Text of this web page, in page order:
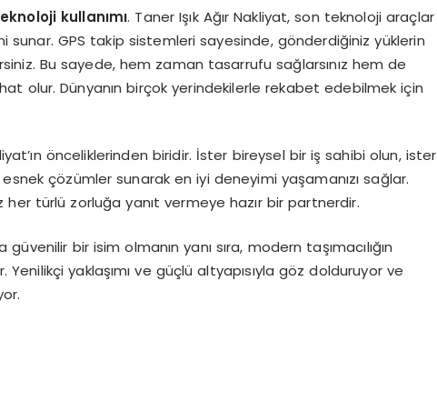
kullanımı. Taner Işık Ağır Nakliyat, son teknoloji araçlar
sunar. GPS takip sistemleri sayesinde, gönderdiğiniz yüklerin
Bu sayede, hem zaman tasarrufu sağlarsınız hem de
olur. Dünyanın birçok yerindekilerle rekabet edebilmek için
önceliklerinden biridir. İster bireysel bir iş sahibi olun, ister
çözümler sunarak en iyi deneyimi yaşamanızı sağlar.
her türlü zorluğa yanıt vermeye hazır bir partnerdir.
güvenilir bir isim olmanın yanı sıra, modern taşımacılığın
yaklaşımı ve güçlü altyapısıyla göz dolduruyor ve